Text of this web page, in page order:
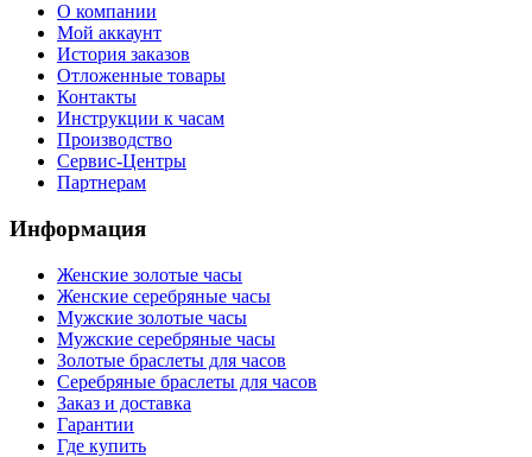
О компании
Мой аккаунт
История заказов
Отложенные товары
Контакты
Инструкции к часам
Производство
Сервис-Центры
Партнерам
Информация
Женские золотые часы
Женские серебряные часы
Мужские золотые часы
Мужские серебряные часы
Золотые браслеты для часов
Серебряные браслеты для часов
Заказ и доставка
Гарантии
Где купить